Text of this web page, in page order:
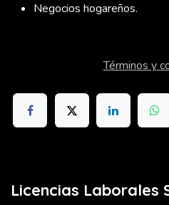
Negocios hogareños.
Términos y
Licencias Laborales